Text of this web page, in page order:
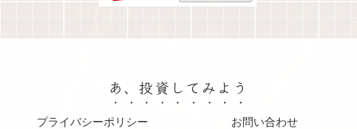
あ、投資してみよう
プライバシーポリシー お問い合わせ